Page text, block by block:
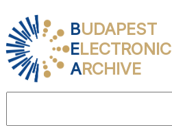
BUDAPEST
ELECTRONIC
ARCHIVE